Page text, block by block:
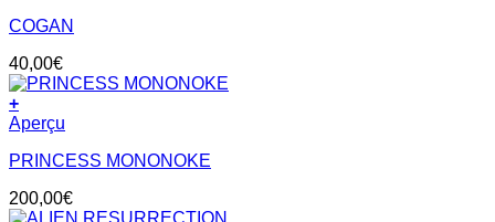
COGAN
40,00€
+
Aperçu
PRINCESS MONONOKE
200,00€